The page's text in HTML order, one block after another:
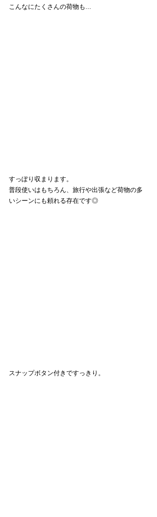
こんなにたくさんの荷物も...
すっぽり収まります。
普段使いはもちろん、旅行や出張など荷物の多
いシーンにも頼れる存在です◎
スナップボタン付きですっきり。